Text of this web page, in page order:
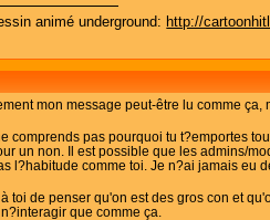
animé underground:http://
mon message peut-être lu comme
comprends pas pourquoi tu t?emportes
un non. Il est possible que les admins/
l?habitude comme toi. Je n?ai jamais eu
toi de penser qu'on est des gros con et
que comme ça.